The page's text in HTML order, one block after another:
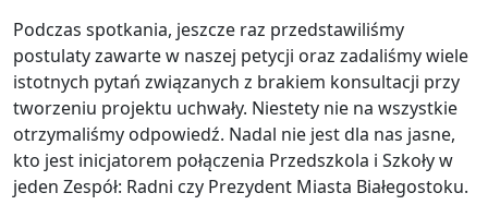
Podczas spotkania, jeszcze raz przedstawiliśmy
postulaty zawarte w naszej petycji oraz zadaliśmy wiele
istotnych pytań związanych z brakiem konsultacji przy
tworzeniu projektu uchwały. Niestety nie na wszystkie
otrzymaliśmy odpowiedź. Nadal nie jest dla nas jasne,
kto jest inicjatorem połączenia Przedszkola i Szkoły w
jeden Zespół: Radni czy Prezydent Miasta Białegostoku.